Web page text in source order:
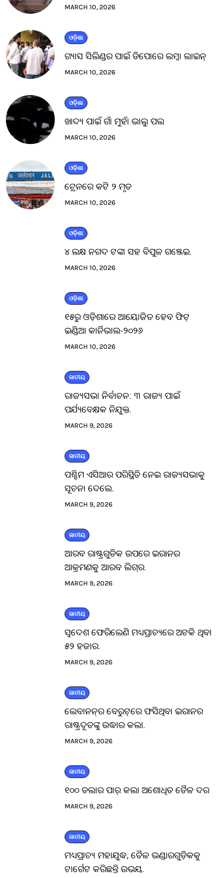
MARCH 10, 2026
ଓଡ଼ିଶା
ଗ୍ୟାସ ସିଲିଣ୍ଡର ପାଇଁ ଡିପୋରେ ଲମ୍ବା ଲାଇନ୍
MARCH 10, 2026
ଓଡ଼ିଶା
ଖାଦ୍ୟ ପାଇଁ ଗାଁ ମୁହାଁ ଭାଲୁ ପଲ
MARCH 10, 2026
ଓଡ଼ିଶା
ଟ୍ରେନରେ କଟି ୨ ମୃତ
MARCH 10, 2026
ଓଡ଼ିଶା
୪ ଲକ୍ଷ ନଗଦ ଟଙ୍କା ସହ ବିପୁଳ ଗଞ୍ଜେଇ.
MARCH 10, 2026
ଓଡ଼ିଶା
୧୫ରୁ ଓଡ଼ିଶାରେ ଆୟୋଜିତ ହେବ ଫିଟ୍
ଇଣ୍ଡିଆ କାର୍ନିଭାଲ-୨୦୨୬
MARCH 10, 2026
ଜାତୀୟ
ରାଜ୍ୟସଭା ନିର୍ବାଚନ: ୩ ରାଜ୍ୟ ପାଇଁ
ପର୍ଯ୍ୟବେକ୍ଷକ ନିଯୁକ୍ତ.
MARCH 9, 2026
ଜାତୀୟ
ପଶ୍ଚିମ ଏସିଆର ପରିସ୍ଥିତି ନେଇ ରାଜ୍ୟସଭାକୁ
ସୂଚନା ଦେଲେ.
MARCH 9, 2026
ଜାତୀୟ
ଆରବ ରାଷ୍ଟ୍ରଗୁଡିକ ଉପରେ ଇରାନର
ଆକ୍ରମଣକୁ ଆରବ ଲିଗ୍‌ର.
MARCH 9, 2026
ଜାତୀୟ
ସ୍ବଦେଶ ଫେରିଲେଣି ମଧ୍ୟପ୍ରାଚ୍ୟରେ ଅଟକି ଥିବା
୫୨ ହଜାର.
MARCH 9, 2026
ଜାତୀୟ
ଲେବାନନ୍‌ର ବେରୁଟ୍‌ରେ ଫସିଥିବା ଇରାନର
ରାଷ୍ଟ୍ରଦୂତଙ୍କୁ ଉଦ୍ଧାର କଲା.
MARCH 9, 2026
ଜାତୀୟ
୧୦୦ ଡଲାର ପାର୍ କଲା ଅଶୋଧିତ ତୈଳ ଦର
MARCH 9, 2026
ଜାତୀୟ
ମଧ୍ୟପ୍ରାଚ୍ୟ ମହାଯୁଦ୍ଧ, ତୈଳ ଭଣ୍ଡାରଗୁଡ଼ିକକୁ
ଟାର୍ଗେଟ କରିଛନ୍ତି ଉଭୟ.